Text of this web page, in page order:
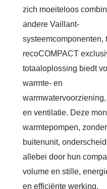
zich moeiteloos
andere Vaillant-
systeemcomponenten,
recoCOMPACT
totaaloplossing biedt
warmte- en
en ventilatie. Deze
warmtepompen, zonder
buitenunit,
allebei door hun
volume en stille,
en efficiënte werking.